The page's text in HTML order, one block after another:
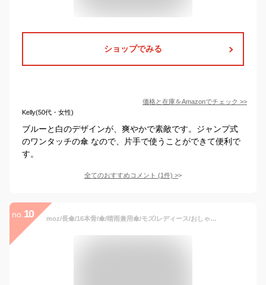
ショップでみる
価格と在庫をAmazonでチェック >>
Kelly(50代・女性)
ブルーと白のデザインが、爽やかで素敵です。ジャンプ式
のワンタッチの傘 なので、片手で使うことができて便利で
す。
全てのおすすめコメント (1件) >
no. 10 moz/長傘/16本骨/傘/晴雨兼用傘/モズ/レディース/おしゃれ/かわいい/ブランド／ブロンズ（BRONZE）